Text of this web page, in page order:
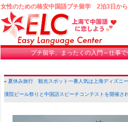
女性のための格安中国語プチ留学 2泊3日か
プチ留学、まったくの入門～仕事
« 夏休み旅行 観光スポット一番人気は上海ディズニー
漢院ビール祭りと中国語スピーチコンテストを開催さ